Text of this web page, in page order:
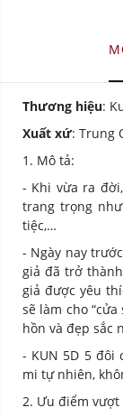
Thương hiệu:
Xuất xứ: Trung
1. Mô tả:
- Khi vừa ra
trang trọng
tiệc,…
- Ngày nay
giả đã trở
giả được yêu
sẽ làm cho
hồn và đẹp sắc
- KUN 5D 5 đôi
mi tự nhiên,
2. Ưu điểm vượt